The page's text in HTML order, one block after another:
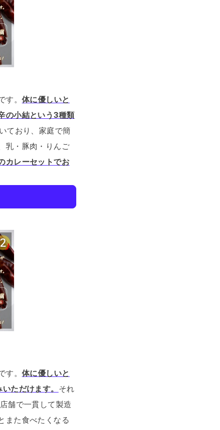
。 体に優しいと
の小結という3種類
ており、家庭で簡
乳・豚肉・りんご
カレーセットでお
。 体に優しいと
ただけます。 それ
舗で一貫して製造
また食べたくなる